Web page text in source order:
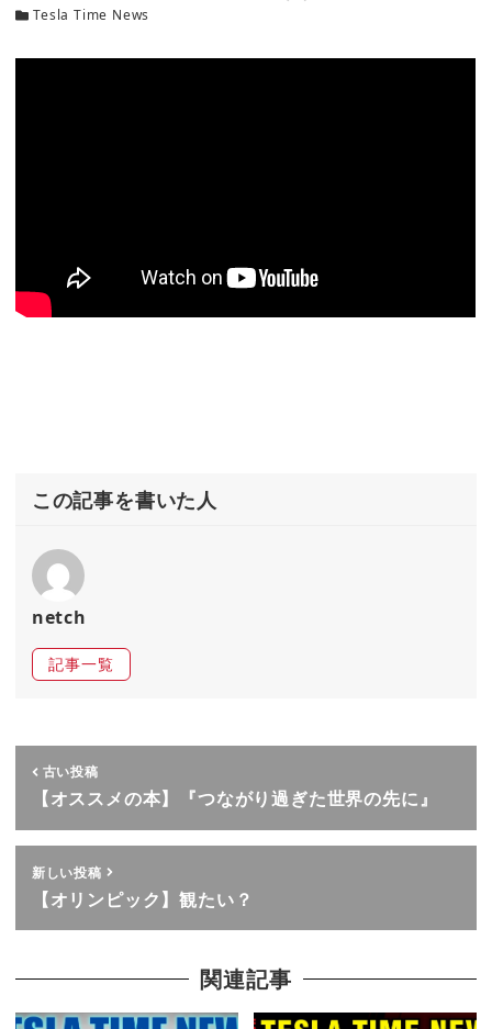
カテゴリー
Tesla Time News
この記事を書いた人
netch
記事一覧
古い投稿
【オススメの本】『つながり過ぎた世界の先に』
新しい投稿
【オリンピック】観たい？
関連記事